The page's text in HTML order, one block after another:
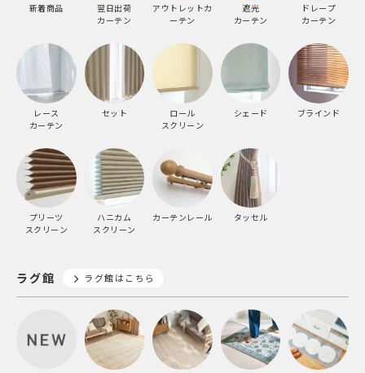
新着商品
翌日出荷
カーテン
アウトレットカ
ーテン
遮光
カーテン
ドレープ
カーテン
レース
カーテン
セット
ロール
スクリーン
シェード ブラインド
プリーツ
スクリーン
ハニカム
スクリーン
カーテンレール タッセル
ラグ館 ラグ館はこちら